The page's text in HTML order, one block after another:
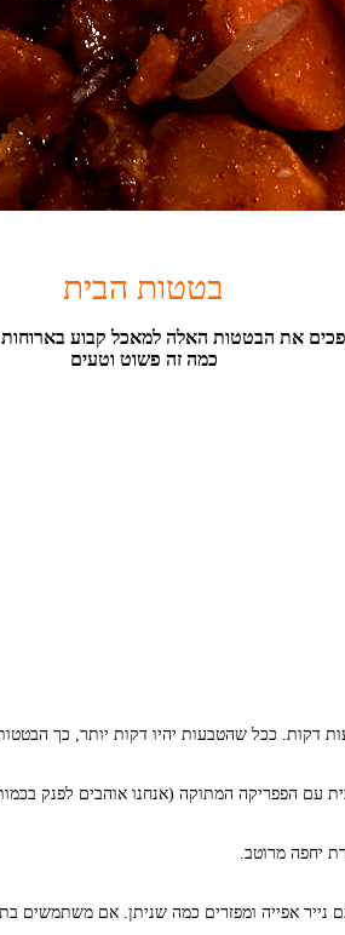
בטטות הבית
את הבטטות האלה למאכל קבוע בארוחות
כמה זה פשוט וטעים
דקות. ככל שהטבעות יהיו דקות יותר, כך הבטטות
עם הפפריקה המתוקה (אנחנו אוהבים לפנק
יחפה מרוטב.
אפייה ומפזרים כמה שניתן. אם משתמשים